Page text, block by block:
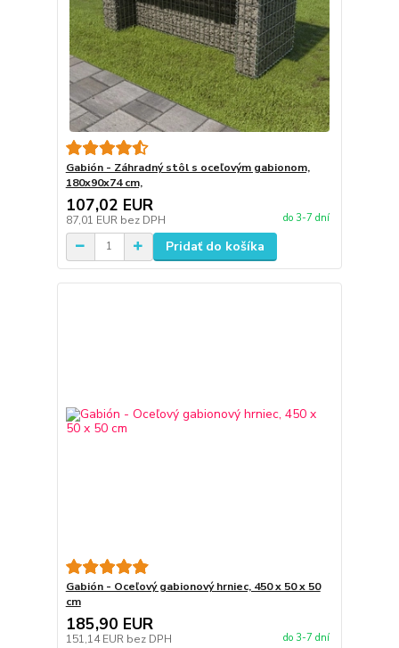
Gabión - Záhradný stôl s oceľovým gabionom,
180x90x74 cm,
107,02 EUR
87,01 EUR bez DPH do 3-7 dní
Pridať do košíka
Gabión - Oceľový gabionový hrniec, 450 x 50 x 50
cm
185,90 EUR
151,14 EUR bez DPH do 3-7 dní